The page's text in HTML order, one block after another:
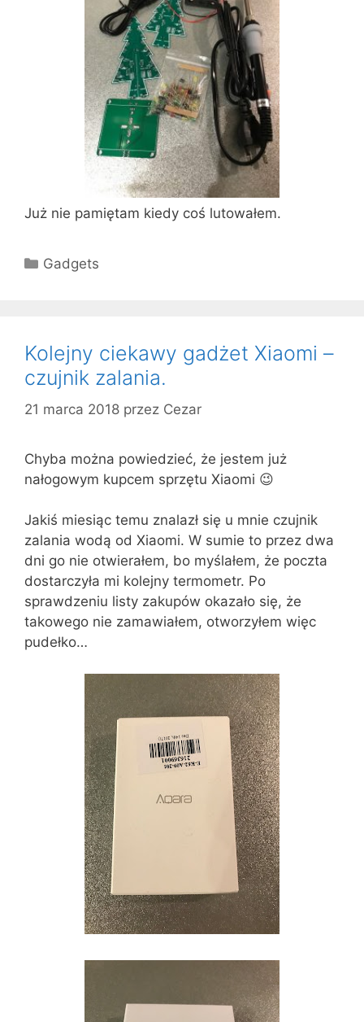
Już nie pamiętam kiedy coś lutowałem.
Kategorie
Gadgets
Kolejny ciekawy gadżet Xiaomi –
czujnik zalania.
21 marca 2018 przez Cezar
Chyba można powiedzieć, że jestem już
nałogowym kupcem sprzętu Xiaomi 😉
Jakiś miesiąc temu znalazł się u mnie czujnik
zalania wodą od Xiaomi. W sumie to przez dwa
dni go nie otwierałem, bo myślałem, że poczta
dostarczyła mi kolejny termometr. Po
sprawdzeniu listy zakupów okazało się, że
takowego nie zamawiałem, otworzyłem więc
pudełko…